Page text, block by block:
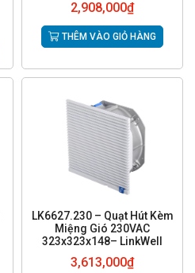
2,908,000₫
THÊM VÀO GIỎ HÀNG
LK6627.230 – Quạt Hút Kèm
Miệng Gió 230VAC
323x323x148– LinkWell
3,613,000₫